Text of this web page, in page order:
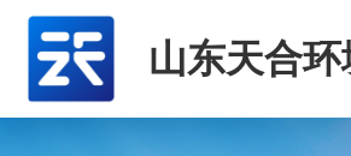
山东天合